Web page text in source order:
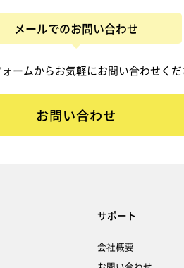
メールでのお問い合わせ
ームからお気軽にお問い合わせく
お問い合わせ
サポート
会社概要